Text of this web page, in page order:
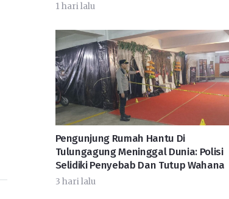
1 hari lalu
Pengunjung Rumah Hantu Di
Tulungagung Meninggal Dunia: Polisi
Selidiki Penyebab Dan Tutup Wahana
3 hari lalu